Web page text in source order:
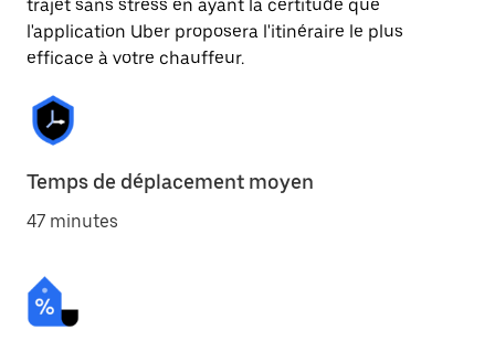
trajet sans stress en ayant la certitude que
l'application Uber proposera l'itinéraire le plus
efficace à votre chauffeur.
Temps de déplacement moyen
47 minutes